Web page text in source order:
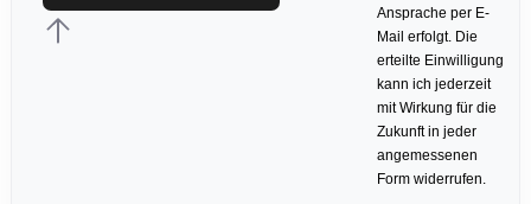
Ansprache per E-
Mail erfolgt. Die
erteilte Einwilligung
kann ich jederzeit
mit Wirkung für die
Zukunft in jeder
angemessenen
Form widerrufen.